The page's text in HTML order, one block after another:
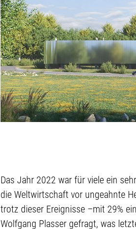
Das Jahr 2022 war für viele ein
die Weltwirtschaft vor ungeahnte
trotz dieser Ereignisse –mit 29%
Wolfgang Plasser gefragt, was